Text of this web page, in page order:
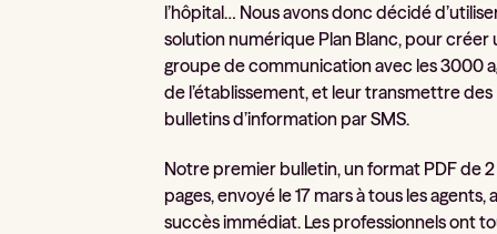
l’hôpital… Nous avons donc décidé
solution numérique Plan Blanc, pour créer
groupe de communication avec les 3000
de l’établissement, et leur transmettre des
bulletins d’information par SMS.
Notre premier bulletin, un format PDF de 2
pages, envoyé le 17 mars à tous les agents,
succès immédiat. Les professionnels ont